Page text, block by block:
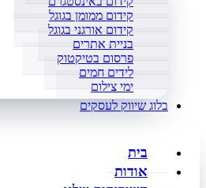
קידום ממומן בגוגל
קידום אורגני בגוגל
בניית אתרים
פרסום בטיקטוק
לידים חמים
ימי צילום
בלוג שיווק לעסקים
בית
אודות